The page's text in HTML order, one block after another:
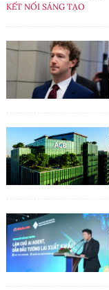
KẾT NỐI SÁNG TẠO